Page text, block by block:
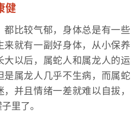
健
都比较气郁，身体总是有一些
来就有一副好身体，从小保养
大以后，属蛇人和属龙人的运
是属龙人几乎不生病，而属蛇
并且情绪一差就难以自拔，
里了。